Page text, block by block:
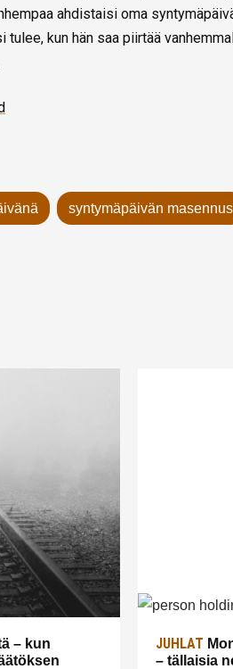
ahdistaisi oma
kun hän saa piirtää
syntymäpäivän masennus
– kun
JUHLAT
– tällaisia